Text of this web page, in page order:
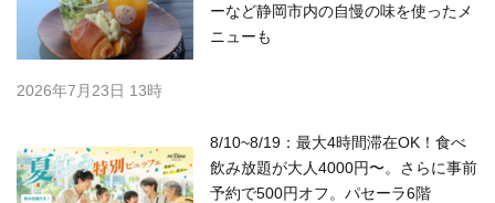
ーなど静岡市内の自慢の味を使ったメ
ニューも
2026年7月23日 13時
8/10~8/19：最大4時間滞在OK！食べ
飲み放題が大人4000円〜。さらに事前
予約で500円オフ。パセーラ6階